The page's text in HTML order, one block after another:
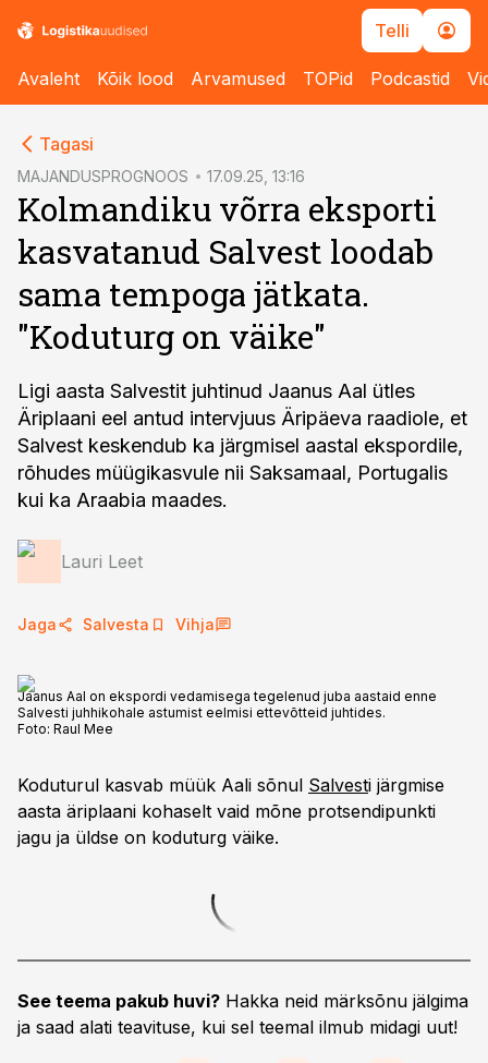
Telli
Avaleht Kõik lood Arvamused TOPid Podcastid
Tagasi
MAJANDUSPROGNOOS 17.09.25, 13:16
Kolmandiku võrra eksporti
kasvatanud Salvest loodab
sama tempoga jätkata.
"Koduturg on väike"
Ligi aasta Salvestit juhtinud Jaanus Aal ütles
Äriplaani eel antud intervjuus Äripäeva raadiole, et
Salvest keskendub ka järgmisel aastal ekspordile,
rõhudes müügikasvule nii Saksamaal, Portugalis
kui ka Araabia maades.
Lauri Leet
Jaga Salvesta Vihja
Jaanus Aal on ekspordi vedamisega tegelenud juba aastaid enne
Salvesti juhhikohale astumist eelmisi ettevõtteid juhtides.
Foto: Raul Mee
Koduturul kasvab müük Aali sõnul Salvesti järgmise
aasta äriplaani kohaselt vaid mõne protsendipunkti
jagu ja üldse on koduturg väike.
See teema pakub huvi? Hakka neid märksõnu jälgima
ja saad alati teavituse, kui sel teemal ilmub midagi uut!